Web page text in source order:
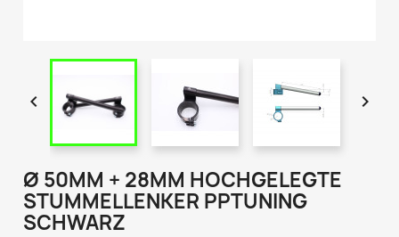
 
Ø 50MM + 28MM HOCHGELEGTE
STUMMELLENKER PPTUNING
SCHWARZ